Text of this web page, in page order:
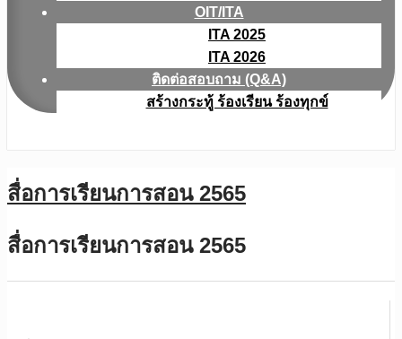
OIT/ITA
ITA 2025
ITA 2026
ติดต่อสอบถาม (Q&A)
สร้างกระทู้ ร้องเรียน ร้องทุกข์
สื่อการเรียนการสอน 2565
สื่อการเรียนการสอน 2565